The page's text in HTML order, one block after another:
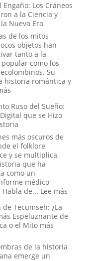
Engaño: Los Cráneos
a la Ciencia y
Nueva Era
de los mitos
objetos han
tanto a la
como los
Su
historia romántica y
:
Cristal
y
el
Engaño:
Los
Cráneos
que
Espantaron
a
la
y
Sedujeron
a
Nueva
Era
Ruso del Sueño:
que se Hizo
más oscuros de
el folklore
y se multiplica,
que ha
como un
médico
de... Lee más:
Ruso
La
Tecumseh: ¿La
Espeluznante de
o el Mito más
de la historia
emerge un